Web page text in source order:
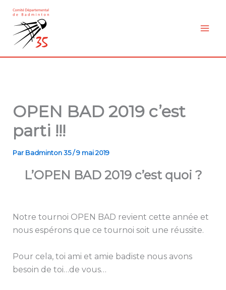
contenu
OPEN BAD 2019 c’est
parti !!!
Par Badminton 35/9 mai 2019
L’OPEN BAD 2019 c’est quoi ?
Notre tournoi OPEN BAD revient cette année et
nous espérons que ce tournoi soit une réussite.
Pour cela, toi ami et amie badiste nous avons
besoin de toi…de vous…